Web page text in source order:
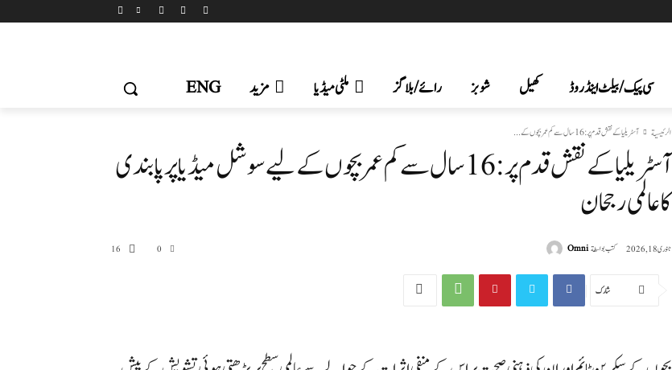
سی پیک /بیلٹ اینڈ روڈ کھیل شوبز رائے/بلاگز ملٹی میڈیا مزید ENG
الرئيسية آسٹریلیا کے نقش قدم پر: 16 سال سے کم عمر بچوں کے...
آسٹریلیا کے نقش قدم پر: 16 سال سے کم عمر بچوں کے لیے سوشل میڈیا پر پابندی
کا عالمی رجحان
0
16 جنوری 18, 2026 كتب بواسطةOmni
شارك